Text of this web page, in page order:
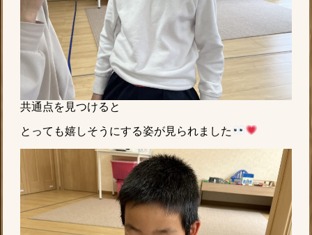
共通点を見つけると
とっても嬉しそうにする姿が見られました